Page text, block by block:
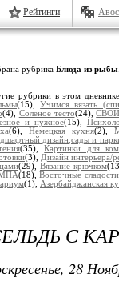
Рейтинги
рубрика Блюда из рыбы
рубрики в этом
(15),Учимся вязать
(4), Соленое тесто(24),
и нужное(15),
(6),Немецкая кухня(2),
дизайн,сады и
(35),Картинки для
(3), Дизайн интерьера/
(29),Вязание крючком
(18),Восточные сладости
(1), Азербайджанская
С
28